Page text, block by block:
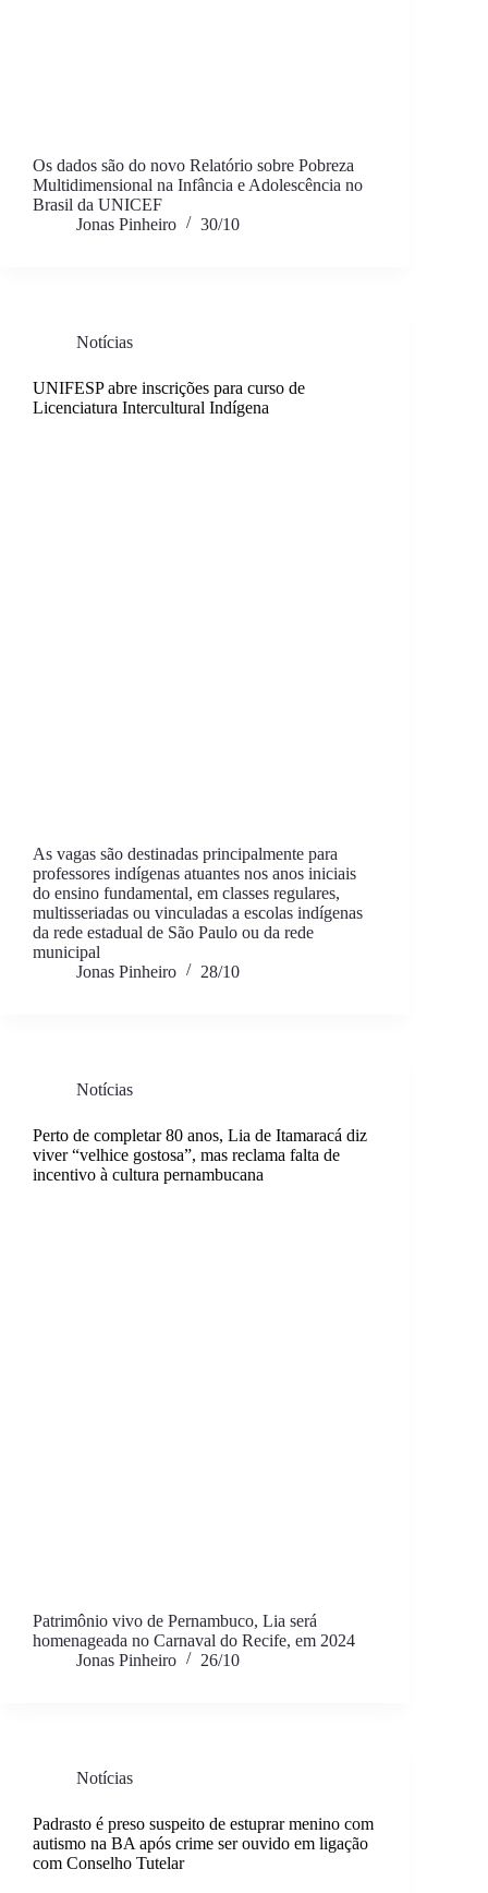
Os dados são do novo Relatório sobre Pobreza
Multidimensional na Infância e Adolescência no
Brasil da UNICEF
Jonas Pinheiro
30/10
Notícias
UNIFESP abre inscrições para curso de
Licenciatura Intercultural Indígena
As vagas são destinadas principalmente para
professores indígenas atuantes nos anos iniciais
do ensino fundamental, em classes regulares,
multisseriadas ou vinculadas a escolas indígenas
da rede estadual de São Paulo ou da rede
municipal
Jonas Pinheiro
28/10
Notícias
Perto de completar 80 anos, Lia de Itamaracá diz
viver “velhice gostosa”, mas reclama falta de
incentivo à cultura pernambucana
Patrimônio vivo de Pernambuco, Lia será
homenageada no Carnaval do Recife, em 2024
Jonas Pinheiro
26/10
Notícias
Padrasto é preso suspeito de estuprar menino com
autismo na BA após crime ser ouvido em ligação
com Conselho Tutelar